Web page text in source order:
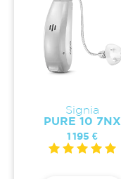
Signia
PURE 10 7NX
1 195 €